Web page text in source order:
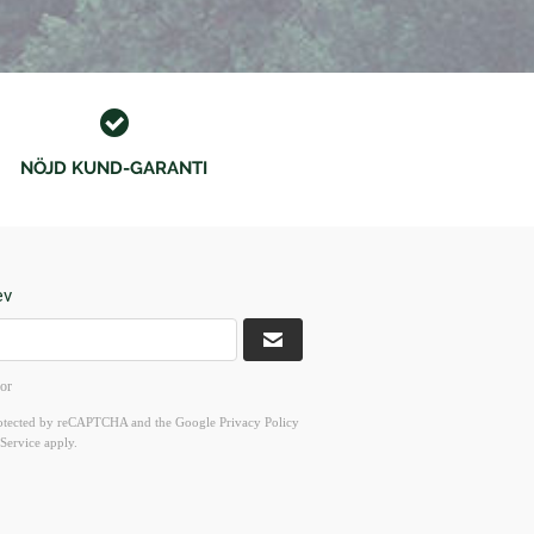
NÖJD KUND-GARANTI
by reCAPTCHA and the Google Privacy Policy
apply.